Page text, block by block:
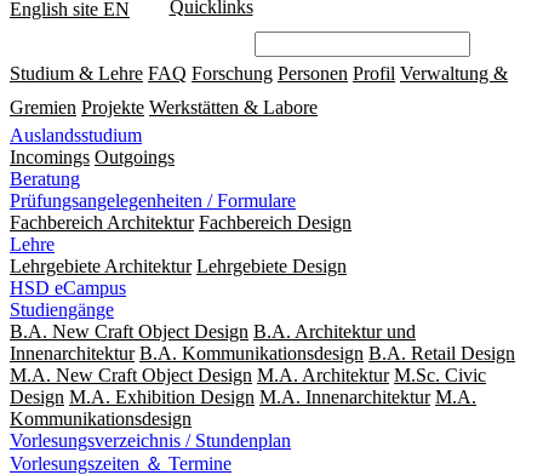
English site EN Quicklinks
Studium & Lehre FAQ Forschung Personen Profil Verwaltung &
Gremien Projekte Werkstätten & Labore
Auslandsstudium
Incomings Outgoings
Beratung
Prüfungsangelegenheiten / Formulare
Fachbereich Architektur Fachbereich Design
Lehre
Lehrgebiete Architektur Lehrgebiete Design
HSD eCampus
Studiengänge
B.A. New Craft Object Design B.A. Architektur und
Innenarchitektur B.A. Kommunikationsdesign B.A. Retail Design
M.A. New Craft Object Design M.A. Architektur M.Sc. Civic
Design M.A. Exhibition Design M.A. Innenarchitektur M.A.
Kommunikationsdesign
Vorlesungsverzeichnis / Stundenplan
Vorlesungszeiten ＆ Termine